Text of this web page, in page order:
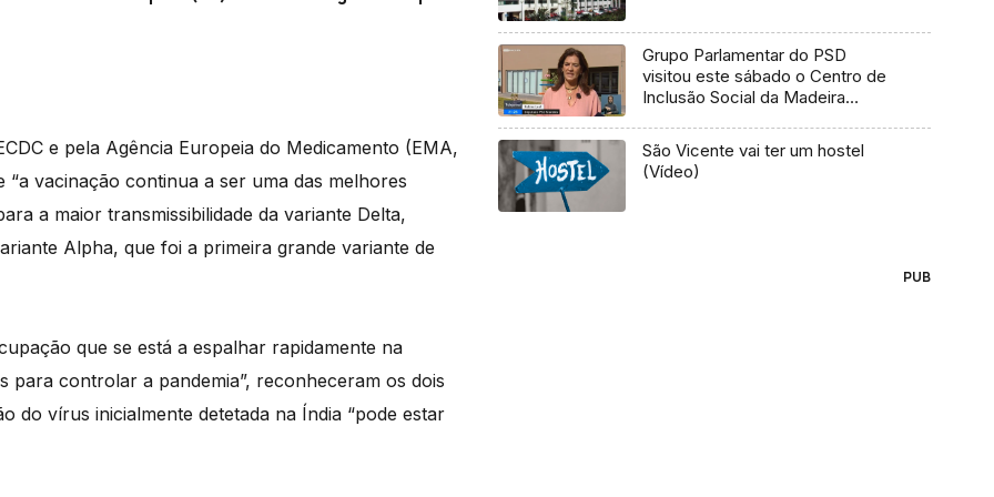
e pela Agência Europeia do Medicamento (EMA,
vacinação continua a ser uma das melhores
a maior transmissibilidade da variante Delta,
Alpha, que foi a primeira grande variante de
que se está a espalhar rapidamente na
controlar a pandemia”, reconheceram os dois
do vírus inicialmente detetada na Índia “pode estar
Grupo Parlamentar do PSD
visitou este sábado o Centro de
Inclusão Social da Madeira
São Vicente vai ter um hostel
(Vídeo)
PUB